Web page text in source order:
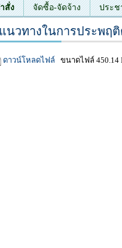
สั่ง จัดซื้อ-จัดจ้าง ประช
แนวทางในการประพฤ
ดาวน์โหลดไฟล์ ขนาดไฟล์ 450.14